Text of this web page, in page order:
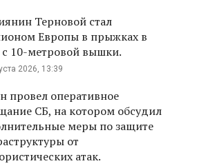
Терновой стал
Европы в прыжках в
с 10-метровой вышки.
2026, 13:39
провел оперативное
СБ, на котором обсудил
меры по защите
от
атак.